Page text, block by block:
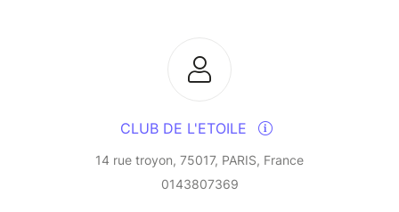
CLUB DE L'ETOILE
14 rue troyon, 75017, PARIS, France
0143807369